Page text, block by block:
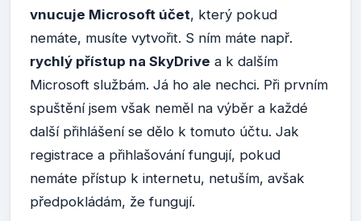
vnucuje Microsoft účet, který pokud
nemáte, musíte vytvořit. S ním máte např.
rychlý přístup na SkyDrive a k dalším
Microsoft službám. Já ho ale nechci. Při prvním
spuštění jsem však neměl na výběr a každé
další přihlášení se dělo k tomuto účtu. Jak
registrace a přihlašování fungují, pokud
nemáte přístup k internetu, netuším, avšak
předpokládám, že fungují.